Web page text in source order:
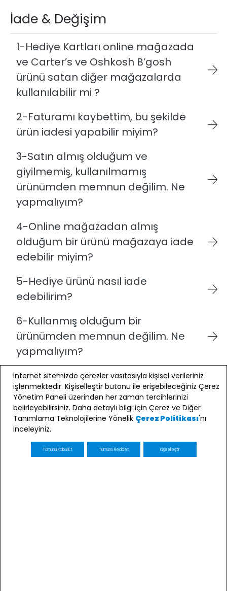
İade & Değişim
1-Hediye Kartları online mağazada
ve Carter’s ve Oshkosh B’gosh
ürünü satan diğer mağazalarda
kullanılabilir mi ?
2-Faturamı kaybettim, bu şekilde
ürün iadesi yapabilir miyim?
3-Satın almış olduğum ve
giyilmemiş, kullanılmamış
ürünümden memnun değilim. Ne
yapmalıyım?
4-Online mağazadan almış
olduğum bir ürünü mağazaya iade
edebilir miyim?
5-Hediye ürünü nasıl iade
edebilirim?
6-Kullanmış olduğum bir
ürünümden memnun değilim. Ne
yapmalıyım?
7-Hasarlı ya da kusurlu bir ürün
teslim aldıysam ne yapmalıyım?
8-Türkiye dışında satın alınmış bir
Carter’s / OshKosh B’gosh ürünü ile
ilgili bir sorum/problemim var.
Kiminle iletişime geçmeliyim ?
İnternet sitemizde çerezler vasıtasıyla kişisel verileriniz
işlenmektedir. Kişiselleştir butonu ile erişebileceğiniz Çerez
Yönetim Paneli üzerinden her zaman tercihlerinizi
belirleyebilirsiniz. Daha detaylı bilgi için Çerez ve Diğer
Tanımlama Teknolojilerine Yönelik Çerez Politikası'nı
inceleyiniz.
Tümünü Kabul Et Tümünü Reddet Kişiselleştir